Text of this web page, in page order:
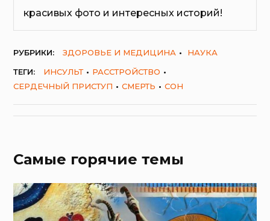
красивых фото и интересных историй!
РУБРИКИ: ЗДОРОВЬЕ И МЕДИЦИНА
НАУКА
ТЕГИ:
ИНСУЛЬТ
РАССТРОЙСТВО
СЕРДЕЧНЫЙ ПРИСТУП
СМЕРТЬ СОН
Самые горячие темы